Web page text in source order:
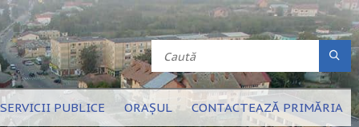
SERVICII PUBLICE ORAȘUL CONTACTEAZĂ PRIMĂRIA